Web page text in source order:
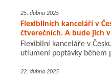
25. dubna 2025
Flexibilních kanceláří v
čtverečních. A bude jich
Flexibilní kanceláře v
utlumení poptávky během
22. dubna 2025